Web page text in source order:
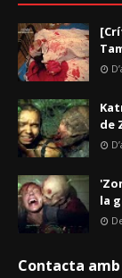
de
la
Contacta